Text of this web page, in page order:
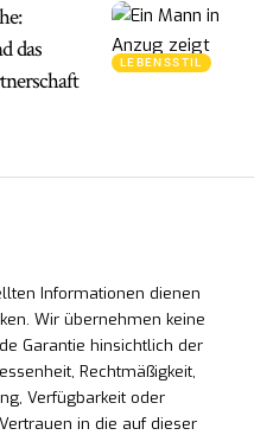
LEBENSSTIL
das
Informationen dienen
Wir übernehmen keine
Garantie hinsichtlich der
Rechtmäßigkeit,
Verfügbarkeit oder
in die auf dieser